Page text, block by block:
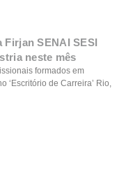
SENAI SESI
neste mês
formados em
‘Escritório de Carreira’ Rio,